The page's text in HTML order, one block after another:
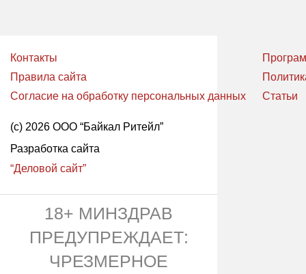
Контакты
Правила сайта
Согласие на обработку персональных данных
Статьи
(с) 2026 ООО “Байкал Ритейл”
Разработка сайта
“Деловой сайт”
18+ МИНЗДРАВ
ПРЕДУПРЕЖДАЕТ:
ЧРЕЗМЕРНОЕ